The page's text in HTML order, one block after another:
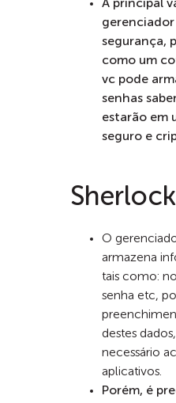
A principal
gerenciador
segurança,
como um
vc pode
senhas
estarão em
seguro e
Sherlock
O
armazena
tais como:
senha etc,
destes
necessário
aplicativos.
Porém, é